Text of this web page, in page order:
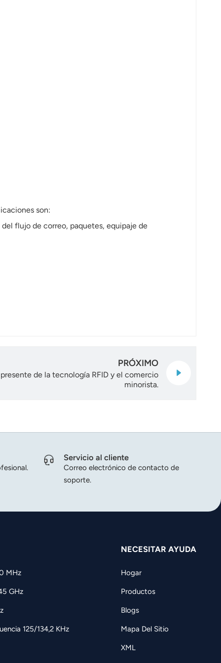
son:
flujo de correo, paquetes, equipaje de
PRÓXIMO
de la tecnología RFID y el comercio
minorista.
Servicio al cliente
Correo electrónico de contacto de
soporte.
MHz
GHz
125/134,2 KHz
NECESITAR AYUDA
Hogar
Productos
Blogs
Mapa Del Sitio
XML